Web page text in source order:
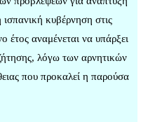
κυβέρνηση στις
έτος αναμένεται να υπάρξει
λόγω των αρνητικών
που προκαλεί η παρούσα